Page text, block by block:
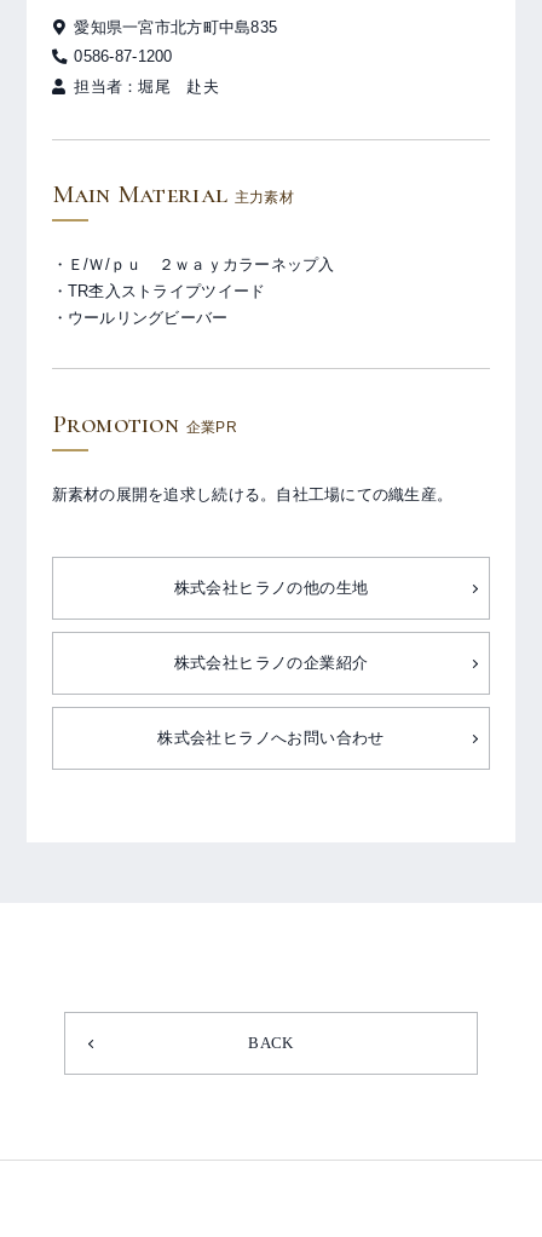
愛知県一宮市北方町中島835
0586-87-1200
担当者：堀尾 赴夫
Main Material 主力素材
・Ｅ/Ｗ/ｐｕ ２ｗａｙカラーネップ入
・TR杢入ストライプツイード
・ウールリングビーバー
Promotion 企業PR
新素材の展開を追求し続ける。自社工場にての織生産。
株式会社ヒラノの他の生地
株式会社ヒラノの企業紹介
株式会社ヒラノへお問い合わせ
BACK